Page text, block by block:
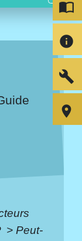
> Peut-
import_contacts
info
build
room